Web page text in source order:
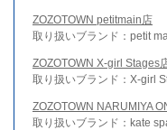
ZOZOTOWN petitmain店
取り扱いブランド：petit
ZOZOTOWN X-girl Stages
取り扱いブランド：X-girl
ZOZOTOWN NARUMIYA
取り扱いブランド：kate